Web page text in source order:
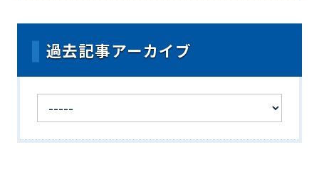
過去記事アーカイブ